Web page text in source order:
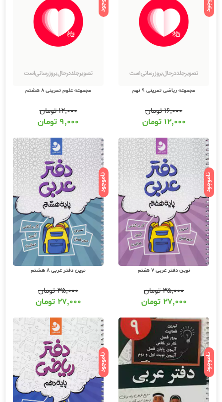
مجموعه ریاضی تمرینی 9 نهم
۱۶,۰۰۰تومان
۱۲,۰۰۰ تومان
مجموعه علوم تمرینی 8 هشتم
۱۲,۰۰۰تومان
۹,۰۰۰ تومان
ناموجود
نوین دفتر عربی 7 هفتم
۳۵,۰۰۰تومان
۲۷,۰۰۰ تومان
ناموجود
نوین دفتر عربی 8 هشتم
۳۵,۰۰۰تومان
۲۷,۰۰۰ تومان
ناموجود ناموجود